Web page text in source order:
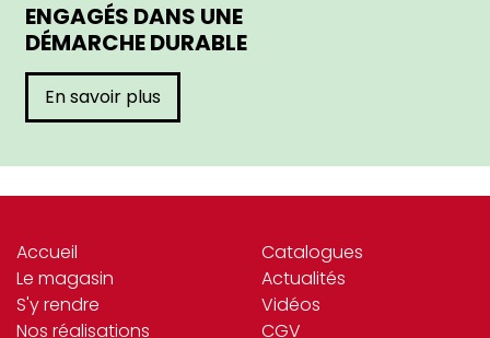
ENGAGÉS DANS UNE
DÉMARCHE DURABLE
En savoir plus
Accueil
Le magasin
S'y rendre
Nos réalisations
Catalogues
Actualités
Vidéos
CGV